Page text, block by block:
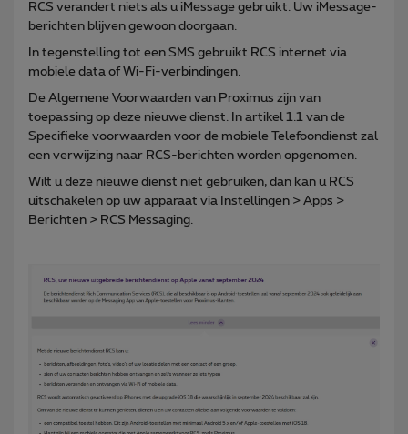
RCS verandert niets als u iMessage gebruikt. Uw iMessage-
berichten blijven gewoon doorgaan.
In tegenstelling tot een SMS gebruikt RCS internet via
mobiele data of Wi-Fi-verbindingen.
De Algemene Voorwaarden van Proximus zijn van
toepassing op deze nieuwe dienst. In artikel 1.1 van de
Specifieke voorwaarden voor de mobiele Telefoondienst zal
een verwijzing naar RCS-berichten worden opgenomen.
Wilt u deze nieuwe dienst niet gebruiken, dan kan u RCS
uitschakelen op uw apparaat via Instellingen > Apps >
Berichten > RCS Messaging.